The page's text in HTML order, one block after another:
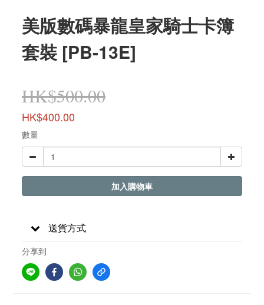
美版數碼暴龍皇家騎士卡簿
套裝 [PB-13E]
HK$500.00
HK$400.00
數量
加入購物車
送貨方式
分享到